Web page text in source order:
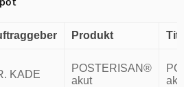
Produkt
KADE
POSTERISAN®
akut